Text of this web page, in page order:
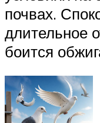
почвах.
длительное
боится